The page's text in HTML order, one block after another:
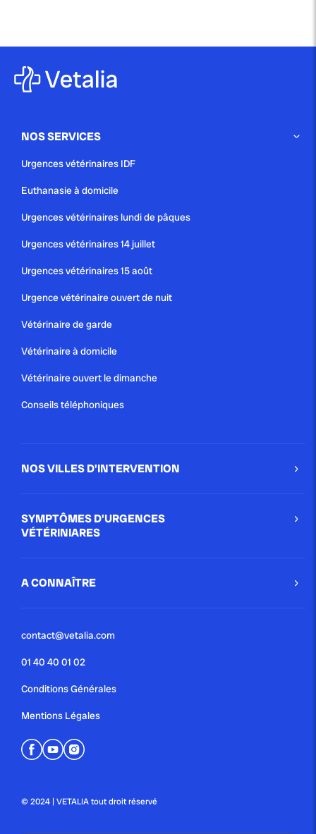
NOS SERVICES
Urgences vétérinaires IDF
Euthanasie à domicile
Urgences vétérinaires lundi de pâques
Urgences vétérinaires 14 juillet
Urgences vétérinaires 15 août
Urgence vétérinaire ouvert de nuit
Vétérinaire de garde
Vétérinaire à domicile
Vétérinaire ouvert le dimanche
Conseils téléphoniques
NOS VILLES D'INTERVENTION
SYMPTÔMES D'URGENCES
VÉTÉRINIARES
A CONNAÎTRE
contact@vetalia.com
01 40 40 01 02
Conditions Générales
Mentions Légales
© 2024 | VETALIA tout droit réservé